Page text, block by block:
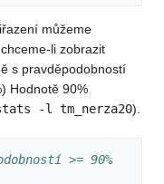
můžeme
li zobrazit
s pravděpodobností
Hodnotě 90%
-l tm_nerza20).
>= 90%